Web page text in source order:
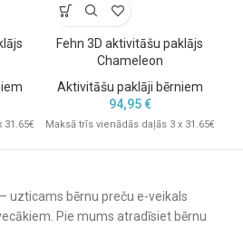
31.65€
Fehn 3D aktivitāšu paklājs
Chameleon
Aktivitāšu paklāji bērniem
94,95€
Maksā trīs vienādās daļās 3 x 31.65€
uzticams bērnu preču e-veikals
Pie mums atradīsiet bērnu